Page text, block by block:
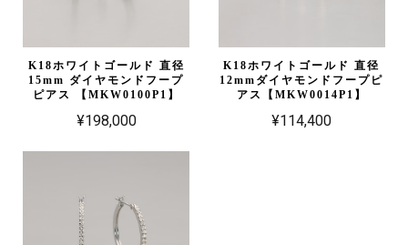
K18ホワイトゴールド 直径
15mm ダイヤモンドフープ
ピアス 【MKW0100P1】
¥198,000
K18ホワイトゴールド 直径
12mmダイヤモンドフープピ
アス【MKW0014P1】
¥114,400